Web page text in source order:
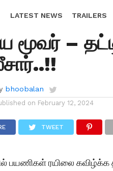
LATEST NEWS TRAILERS
மூவர் –
bhoobalan
on February 12, 2024
TWEET
பயணிகள் ரயிலை கவிழ்க்க